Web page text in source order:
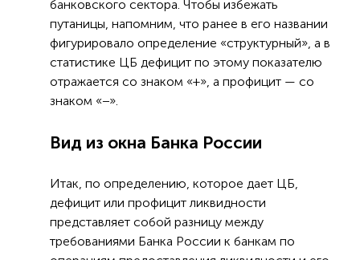
банковского сектора. Чтобы избежать
путаницы, напомним, что ранее в его названии
фигурировало определение «структурный», а в
статистике ЦБ дефицит по этому показателю
отражается со знаком «+», а профицит — со
знаком «−».
Вид из окна Банка России
Итак, по определению, которое дает ЦБ,
дефицит или профицит ликвидности
представляет собой разницу между
требованиями Банка России к банкам по